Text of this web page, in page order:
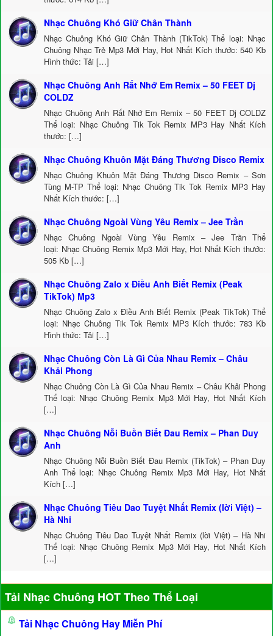
Nhạc Chuông Khó Giữ Chân Thành
Nhạc Chuông Khó Giữ Chân Thành (TikTok) Thể loại: Nhạc
Chuông Nhạc Trẻ Mp3 Mới Hay, Hot Nhất Kích thước: 540 Kb
Hình thức: Tải […]
Nhạc Chuông Anh Rất Nhớ Em Remix – 50 FEET Dj
COLDZ
Nhạc Chuông Anh Rất Nhớ Em Remix – 50 FEET Dj COLDZ
Thể loại: Nhạc Chuông Tik Tok Remix MP3 Hay Nhất Kích
thước: […]
Nhạc Chuông Khuôn Mặt Đáng Thương Disco Remix
Nhạc Chuông Khuôn Mặt Đáng Thương Disco Remix – Sơn
Tùng M-TP Thể loại: Nhạc Chuông Tik Tok Remix MP3 Hay
Nhất Kích thước: […]
Nhạc Chuông Ngoài Vùng Yêu Remix – Jee Trần
Nhạc Chuông Ngoài Vùng Yêu Remix – Jee Trần Thể
loại: Nhạc Chuông Remix Mp3 Mới Hay, Hot Nhất Kích thước:
505 Kb […]
Nhạc Chuông Zalo x Điều Anh Biết Remix (Peak
TikTok) Mp3
Nhạc Chuông Zalo x Điều Anh Biết Remix (Peak TikTok) Thể
loại: Nhạc Chuông Tik Tok Remix MP3 Kích thước: 783 Kb
Hình thức: Tải […]
Nhạc Chuông Còn Là Gì Của Nhau Remix – Châu
Khải Phong
Nhạc Chuông Còn Là Gì Của Nhau Remix – Châu Khải Phong
Thể loại: Nhạc Chuông Remix Mp3 Mới Hay, Hot Nhất Kích
[…]
Nhạc Chuông Nỗi Buồn Biết Đau Remix – Phan Duy
Anh
Nhạc Chuông Nỗi Buồn Biết Đau Remix (TikTok) – Phan Duy
Anh Thể loại: Nhạc Chuông Remix Mp3 Mới Hay, Hot Nhất
Kích […]
Nhạc Chuông Tiêu Dao Tuyệt Nhất Remix (lời Việt) –
Hà Nhi
Nhạc Chuông Tiêu Dao Tuyệt Nhất Remix (lời Việt) – Hà Nhi
Thể loại: Nhạc Chuông Remix Mp3 Mới Hay, Hot Nhất Kích
[…]
Tải Nhạc Chuông HOT Theo Thể Loại
Tải Nhạc Chuông Hay Miễn Phí